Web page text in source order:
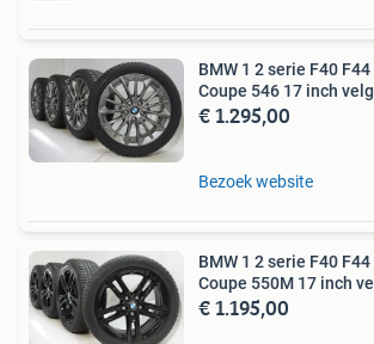
BMW 1 2 serie F40
Coupe 546 17 inch
€ 1.295,00
Bezoek website
BMW 1 2 serie F40
Coupe 550M 17 inch
€ 1.195,00